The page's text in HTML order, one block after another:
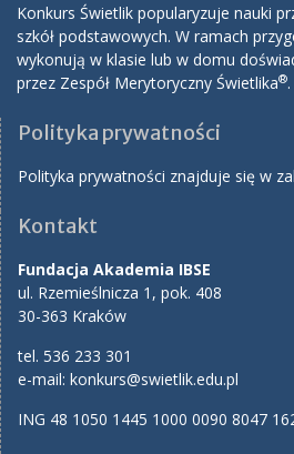
Konkurs Świetlik popularyzuje nauki
szkół podstawowych. W ramach
wykonują w klasie lub w domu
przez Zespół Merytoryczny Świetlika®.
Polityka prywatności
Polityka prywatności znajduje się w
Kontakt
Fundacja Akademia IBSE
ul. Rzemieślnicza 1, pok. 408
30-363 Kraków
tel. 536 233 301
e-mail: konkurs@swietlik.edu.pl
ING 48 1050 1445 1000 0090 8047